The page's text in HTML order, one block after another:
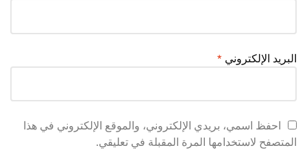
البريد الإلكتروني *
احفظ اسمي، بريدي الإلكتروني، والموقع الإلكتروني في هذا
المتصفح لاستخدامها المرة المقبلة في تعليقي.